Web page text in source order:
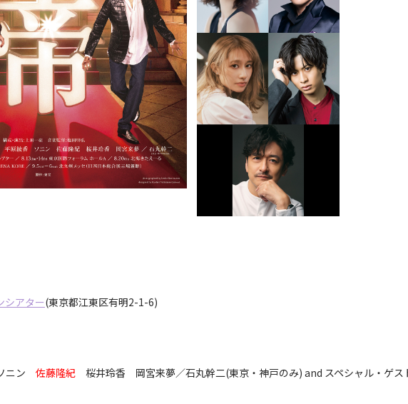
シアター(東京都江東区有明2-1-6)
ニン 佐藤隆紀 桜井玲香 岡宮来夢／石丸幹二(東京・神戸のみ) and スペシャル・ゲス